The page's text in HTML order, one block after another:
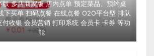
版 多店商家版 店内点单 预定菜品、预约桌
下买单 扫码点餐 在线点餐 O2O平台型 排队
付收银 会员营销 打印系统 会员卡 卡券 等功
能